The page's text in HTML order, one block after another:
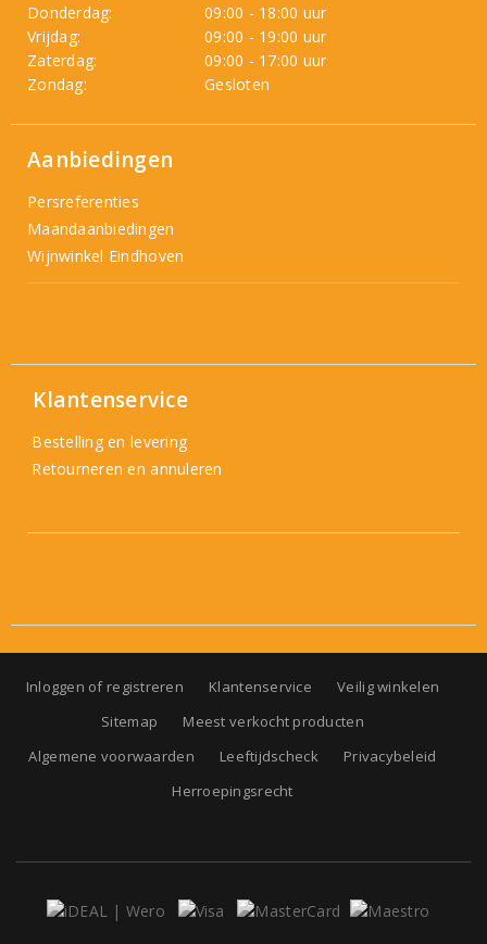
Donderdag:
09:00 - 18:00 uur
Vrijdag:
09:00 - 19:00 uur
Zaterdag:
09:00 - 17:00 uur
Zondag:
Gesloten
Aanbiedingen
Persreferenties
Maandaanbiedingen
Wijnwinkel Eindhoven
Klantenservice
Bestelling en levering
Retourneren en annuleren
Inloggen of registreren Klantenservice
Veilig winkelen
Sitemap
Meest verkocht producten
Algemene voorwaarden
Leeftijdscheck
Privacybeleid
Herroepingsrecht